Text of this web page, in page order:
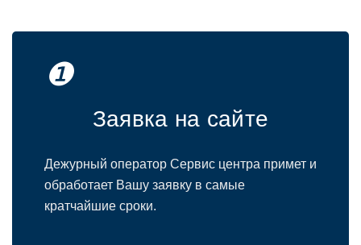
❶
Заявка на сайте
Дежурный оператор Сервис центра примет и
обработает Вашу заявку в самые
кратчайшие сроки.